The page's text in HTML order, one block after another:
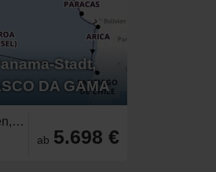
Stadt,
DA GAMA
Südamerika, Polynesien,Pazifik,Französisch-Polynesien,Peru,Ecuador,Chile,Osterinsel, Chile,Mittelamerika,Panama
ab 5.698 €